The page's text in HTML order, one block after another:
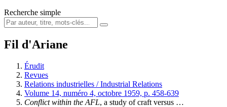
Recherche simple
Fil d'Ariane
Érudit
Revues
Relations industrielles / Industrial Relations
Volume 14, numéro 4, octobre 1959, p. 458-639
Conflict within the AFL, a study of craft versus …